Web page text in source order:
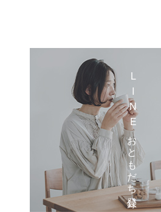
LINEおともだち登録